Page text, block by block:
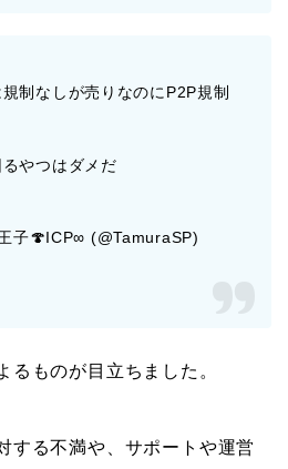
制なしが売りなのにP2P規制
やつはダメだ
子🍄ICP∞ (@TamuraSP)
るものが目立ちました。
する不満や、サポートや運営